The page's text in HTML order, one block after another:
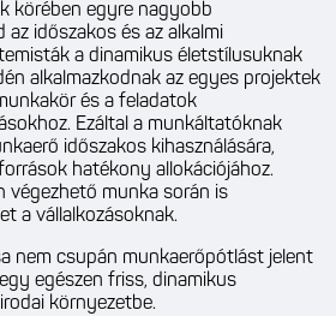
körében egyre nagyobb
az időszakos és az alkalmi
a dinamikus életstílusuknak
alkalmazkodnak az egyes projektek
és a feladatok
Ezáltal a munkáltatóknak
időszakos kihasználására,
hatékony allokációjához.
végezhető munka során is
a vállalkozásoknak.
nem csupán munkaerőpótlást jelent
egészen friss, dinamikus
környezetbe.